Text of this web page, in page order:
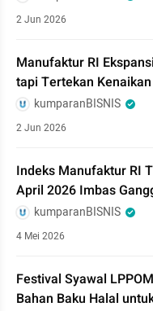
2 Jun 2026
Manufaktur RI
tapi Tertekan
kumparanBISNIS
2 Jun 2026
Indeks Manufaktur RI
April 2026 Imbas
kumparanBISNIS
4 Mei 2026
Festival Syawal
Bahan Baku Halal